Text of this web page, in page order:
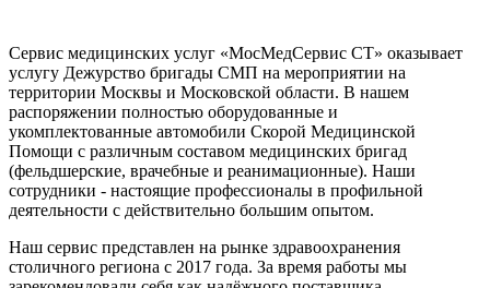
Сервис медицинских услуг «МосМедСервис СТ» оказывает
услугу Дежурство бригады СМП на мероприятии на
территории Москвы и Московской области. В нашем
распоряжении полностью оборудованные и
укомплектованные автомобили Скорой Медицинской
Помощи с различным составом медицинских бригад
(фельдшерские, врачебные и реанимационные). Наши
сотрудники - настоящие профессионалы в профильной
деятельности с действительно большим опытом.
Наш сервис представлен на рынке здравоохранения
столичного региона с 2017 года. За время работы мы